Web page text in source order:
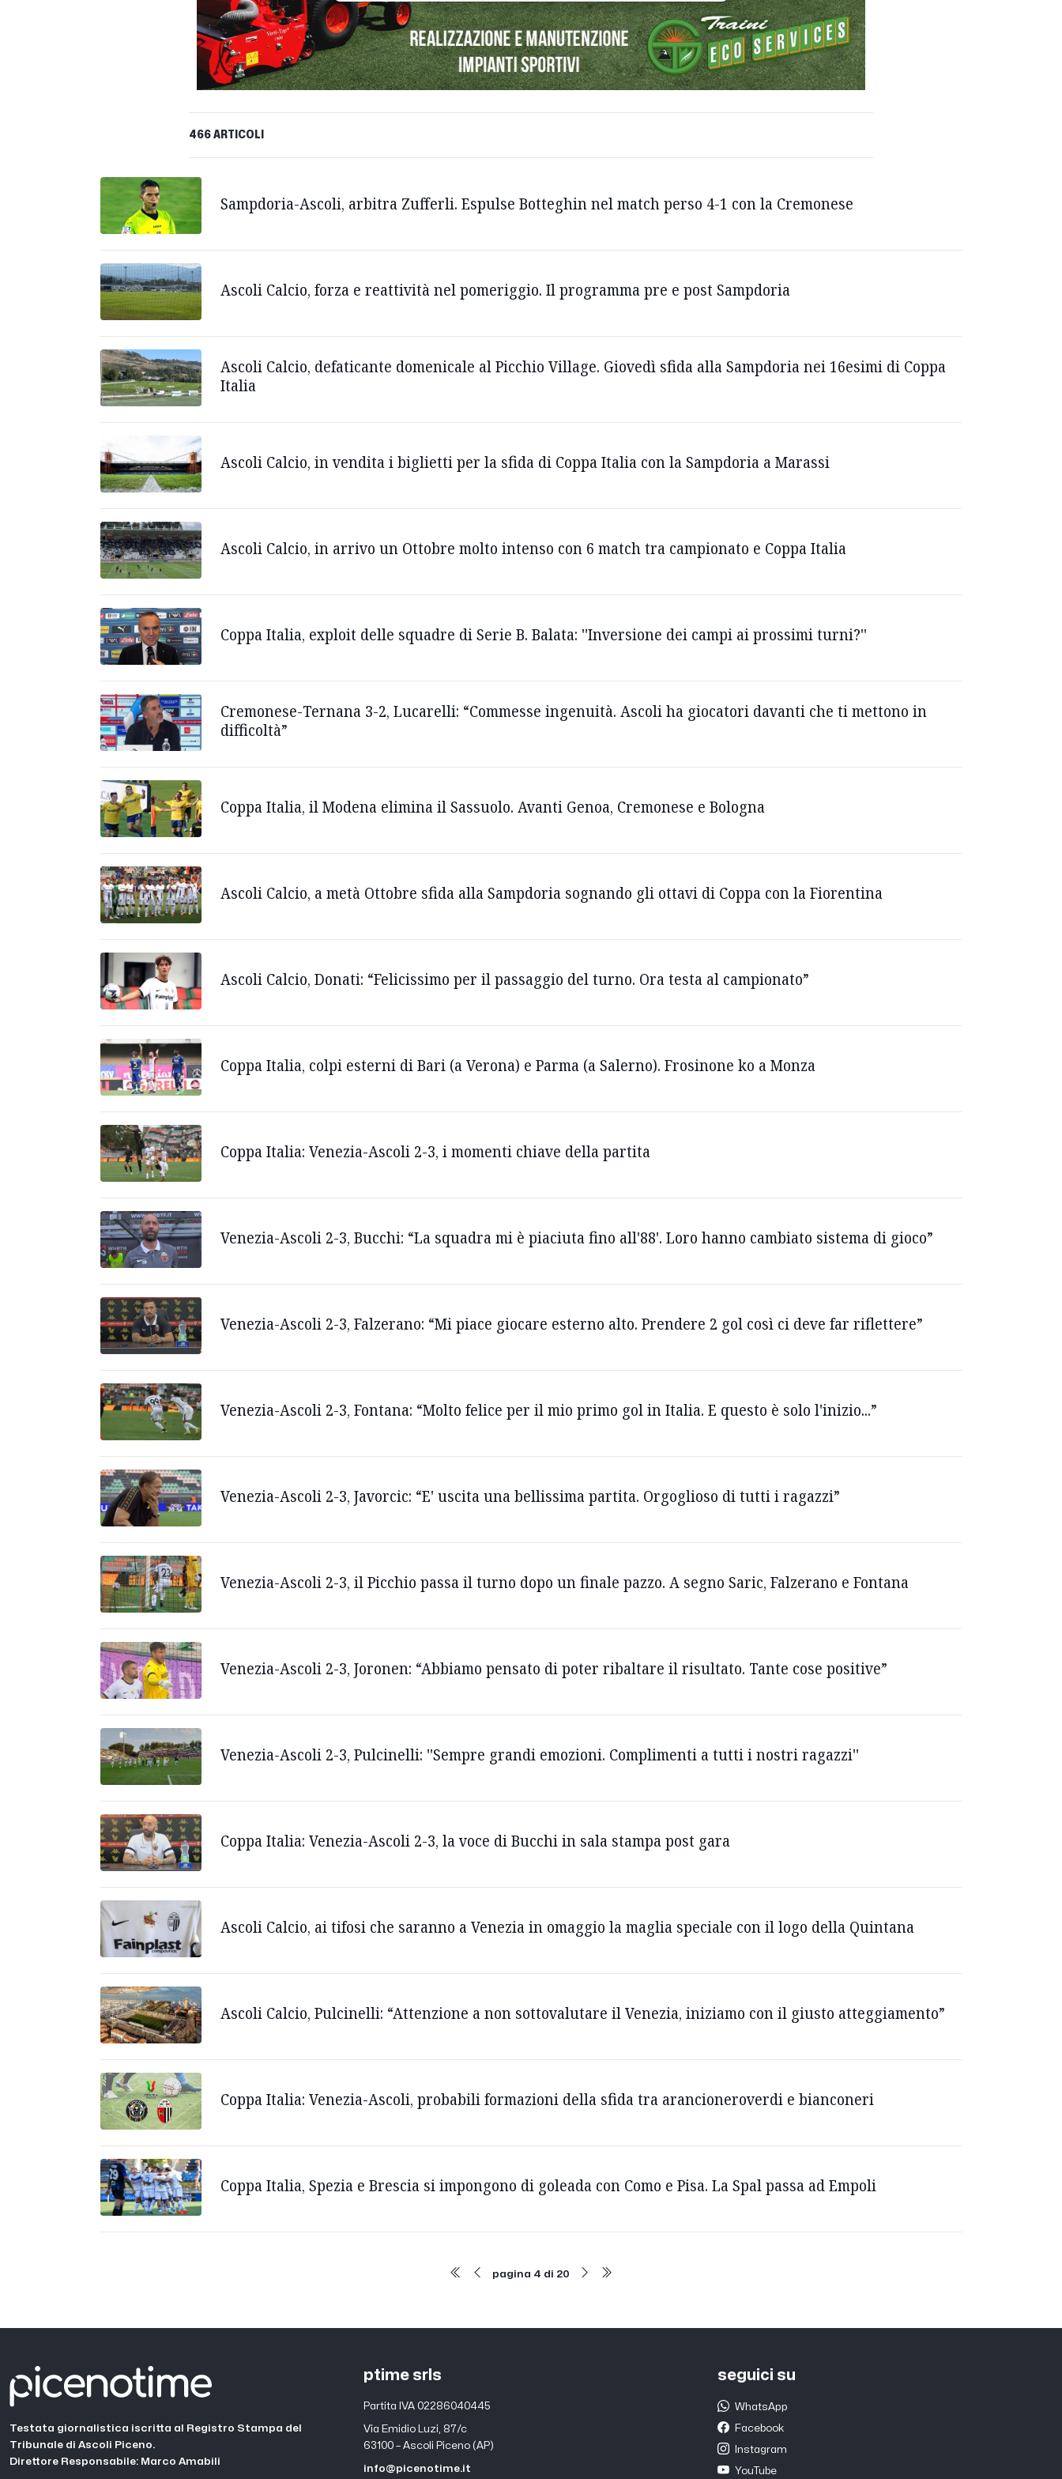
466 ARTICOLI
Sampdoria-Ascoli, arbitra Zufferli. Espulse Botteghin nel match perso 4-1 con la Cremonese
Ascoli Calcio, forza e reattività nel pomeriggio. Il programma pre e post Sampdoria
Ascoli Calcio, defaticante domenicale al Picchio Village. Giovedì sfida alla Sampdoria nei 16esimi di Coppa
Italia
Ascoli Calcio, in vendita i biglietti per la sfida di Coppa Italia con la Sampdoria a Marassi
Ascoli Calcio, in arrivo un Ottobre molto intenso con 6 match tra campionato e Coppa Italia
Coppa Italia, exploit delle squadre di Serie B. Balata: ''Inversione dei campi ai prossimi turni?''
Cremonese-Ternana 3-2, Lucarelli: “Commesse ingenuità. Ascoli ha giocatori davanti che ti mettono in
difficoltà”
Coppa Italia, il Modena elimina il Sassuolo. Avanti Genoa, Cremonese e Bologna
Ascoli Calcio, a metà Ottobre sfida alla Sampdoria sognando gli ottavi di Coppa con la Fiorentina
Ascoli Calcio, Donati: “Felicissimo per il passaggio del turno. Ora testa al campionato”
Coppa Italia, colpi esterni di Bari (a Verona) e Parma (a Salerno). Frosinone ko a Monza
Coppa Italia: Venezia-Ascoli 2-3, i momenti chiave della partita
Venezia-Ascoli 2-3, Bucchi: “La squadra mi è piaciuta fino all'88'. Loro hanno cambiato sistema di gioco”
Venezia-Ascoli 2-3, Falzerano: “Mi piace giocare esterno alto. Prendere 2 gol così ci deve far riflettere”
Venezia-Ascoli 2-3, Fontana: “Molto felice per il mio primo gol in Italia. E questo è solo l'inizio...”
Venezia-Ascoli 2-3, Javorcic: “E' uscita una bellissima partita. Orgoglioso di tutti i ragazzi”
Venezia-Ascoli 2-3, il Picchio passa il turno dopo un finale pazzo. A segno Saric, Falzerano e Fontana
Venezia-Ascoli 2-3, Joronen: “Abbiamo pensato di poter ribaltare il risultato. Tante cose positive”
Venezia-Ascoli 2-3, Pulcinelli: ''Sempre grandi emozioni. Complimenti a tutti i nostri ragazzi''
Coppa Italia: Venezia-Ascoli 2-3, la voce di Bucchi in sala stampa post gara
Ascoli Calcio, ai tifosi che saranno a Venezia in omaggio la maglia speciale con il logo della Quintana
Ascoli Calcio, Pulcinelli: “Attenzione a non sottovalutare il Venezia, iniziamo con il giusto atteggiamento”
Coppa Italia: Venezia-Ascoli, probabili formazioni della sfida tra arancioneroverdi e bianconeri
Coppa Italia, Spezia e Brescia si impongono di goleada con Como e Pisa. La Spal passa ad Empoli
pagina 4 di 20
Testata giornalistica iscritta al Registro Stampa del
Tribunale di Ascoli Piceno.
Direttore Responsabile: Marco Amabili
ptime srls
Partita IVA 02286040445
Via Emidio Luzi, 87/c
63100 – Ascoli Piceno (AP)
info@picenotime.it
seguici su
WhatsApp
Facebook
Instagram
YouTube